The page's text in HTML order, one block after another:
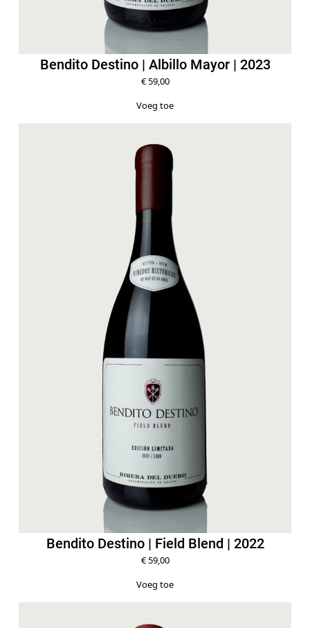
Bendito Destino | Albillo Mayor | 2023
€59,00
Voeg toe
Bendito Destino | Field Blend | 2022
€59,00
Voeg toe